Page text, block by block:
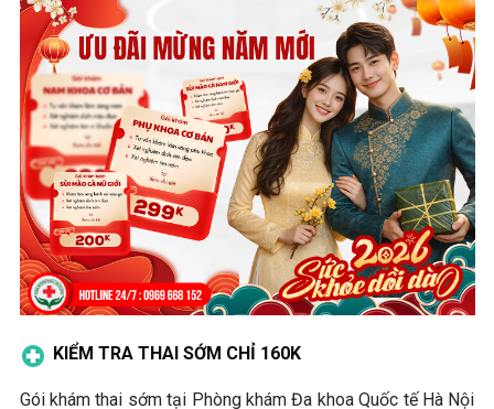
KIỂM TRA THAI SỚM CHỈ 160K
Gói khám thai sớm tại Phòng khám Đa khoa Quốc tế Hà Nội